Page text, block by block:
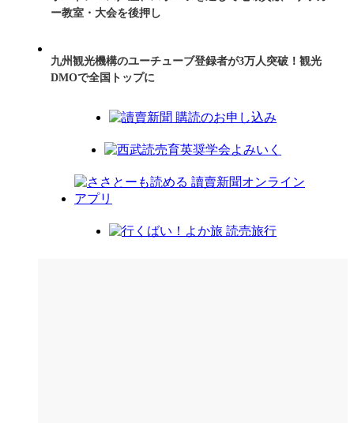
ー教室・大会を後押し
九州観光機構のユーチューブ登録者が3万人突破！観光
DMOで全国トップに